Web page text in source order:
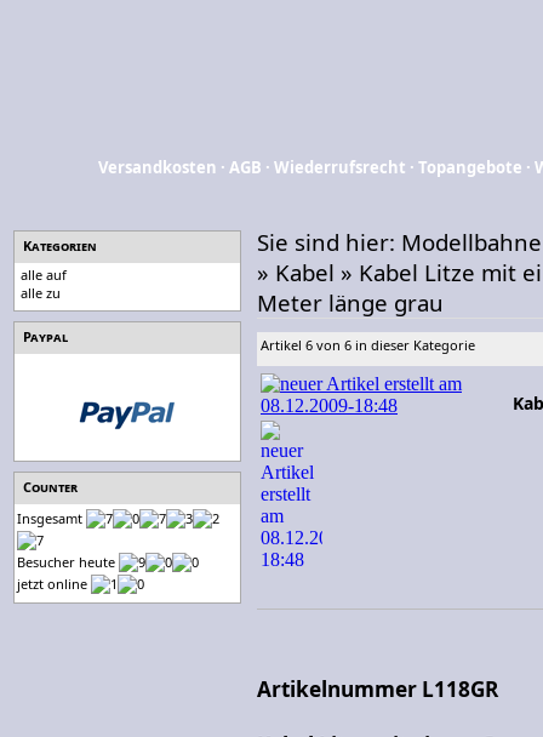
Versandkosten ·AGB ·Wiederrufsrecht ·Topangebote ·
Kategorien
alle auf
alle zu
Paypal
Counter
Insgesamt
Besucher heute
jetzt online
Sie sind hier:
» Kabel » Kabel Litze mit
Meter länge grau
Artikel 6 von 6 in dieser Kategorie
Artikelnummer L118GR